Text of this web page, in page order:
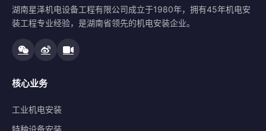
湖南星泽机电设备工程有限公司成立于1980年，拥有45年机电安
装工程专业经验，是湖南省领先的机电安装企业。
核心业务
工业机电安装
特种设备安装